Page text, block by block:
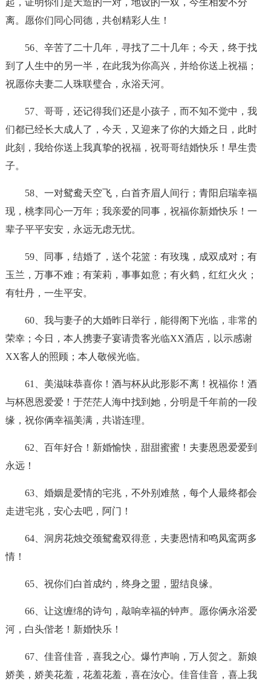
起，证明你们是天造的一对，地设的一双，今生相爱不分
离。愿你们同心同德，共创精彩人生！
56、辛苦了二十几年，寻找了二十几年；今天，终于找
到了人生中的另一半，在此我为你高兴，并给你送上祝福；
祝愿你夫妻二人珠联璧合，永浴天河。
57、哥哥，还记得我们还是小孩子，而不知不觉中，我
们都已经长大成人了，今天，又迎来了你的大婚之日，此时
此刻，我给你送上我真挚的祝福，祝哥哥结婚快乐！早生贵
子。
58、一对鸳鸯天空飞，白首齐眉人间行；青阳启瑞幸福
现，桃李同心一万年；我亲爱的同事，祝福你新婚快乐！一
辈子平平安安，永远无虑无忧。
59、同事，结婚了，送个花篮：有玫瑰，成双成对；有
玉兰，万事不难；有茉莉，事事如意；有火鹤，红红火火；
有牡丹，一生平安。
60、我与妻子的大婚昨日举行，能得阁下光临，非常的
荣幸；今日，本人携妻子宴请贵客光临XX酒店，以示感谢
XX客人的照顾；本人敬候光临。
61、美滋味恭喜你！酒与杯从此形影不离！祝福你！酒
与杯恩恩爱爱！于茫茫人海中找到她，分明是千年前的一段
缘，祝你俩幸福美满，共谐连理。
62、百年好合！新婚愉快，甜甜蜜蜜！夫妻恩恩爱爱到
永远！
63、婚姻是爱情的宅兆，不外别难熬，每个人最终都会
走进宅兆，安心去吧，阿门！
64、洞房花烛交颈鸳鸯双得意，夫妻恩情和鸣凤鸾两多
情！
65、祝你们白首成约，终身之盟，盟结良缘。
66、让这缠绵的诗句，敲响幸福的钟声。愿你俩永浴爱
河，白头偕老！新婚快乐！
67、佳音佳音，喜我之心。爆竹声响，万人贺之。新娘
娇美，娇美花羞，花羞花羞，喜在汝心。佳音佳音，喜上我